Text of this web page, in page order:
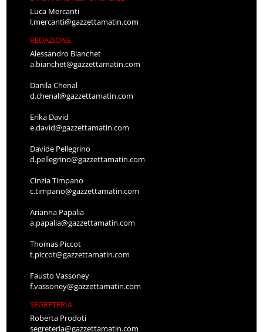
Luca Mercanti
l.mercanti@gazzettamatin.com
REDAZIONE
Alessandro Bianchet
a.bianchet@gazzettamatin.com
Danila Chenal
d.chenal@gazzettamatin.com
Erika David
e.david@gazzettamatin.com
Davide Pellegrino
d.pellegrino@gazzettamatin.com
Cinzia Timpano
c.timpano@gazzettamatin.com
Arianna Papalia
a.papalia@gazzettamatin.com
Thomas Piccot
t.piccot@gazzettamatin.com
Fausto Vassoney
f.vassoney@gazzettamatin.com
SEGRETERIA
Roberta Prodoti
segreteria@gazzettamatin.com